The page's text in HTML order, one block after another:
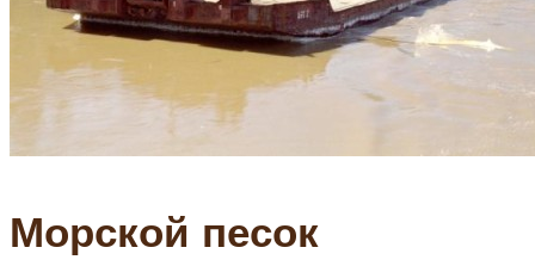
Морской песок